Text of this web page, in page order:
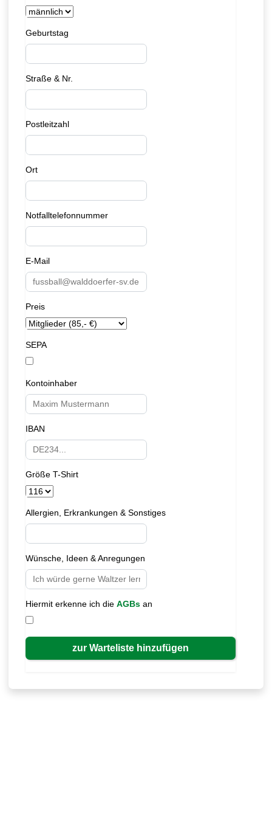
Geburtstag
Straße & Nr.
Postleitzahl
Ort
Notfalltelefonnummer
E-Mail
Preis
SEPA
Kontoinhaber
IBAN
Größe T-Shirt
Allergien, Erkrankungen & Sonstiges
Wünsche, Ideen & Anregungen
Hiermit erkenne ich die AGBs an